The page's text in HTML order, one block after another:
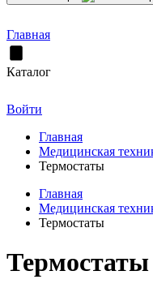
Главная
Каталог
Войти
Главная
Медицинская
Термостаты
Главная
Медицинская
Термостаты